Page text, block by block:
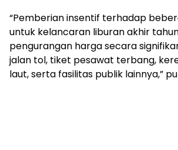
“Pemberian insentif terhadap
untuk kelancaran liburan akhir
pengurangan harga secara
jalan tol, tiket pesawat terbang,
laut, serta fasilitas publik lainnya,”